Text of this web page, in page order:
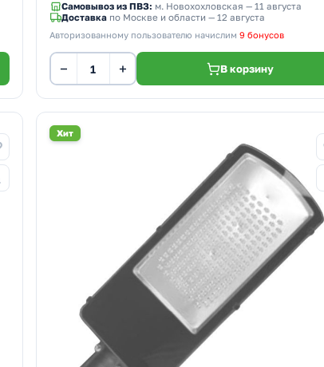
Самовывоз из ПВЗ: м. Новохохловская — 11 августа
Доставка по Москве и области — 12 августа
Авторизованному пользователю начислим 9 бонусов
− + В корзину
Хит